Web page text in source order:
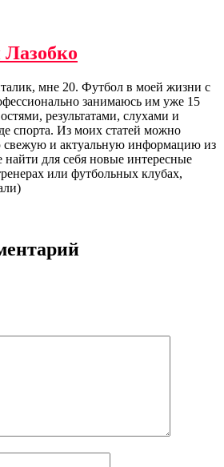
Лазобко
мне 20. Футбол в моей жизни с
занимаюсь им уже 15
результатами, слухами и
спорта. Из моих статей можно
свежую и актуальную информацию из
для себя новые интересные
или футбольных клубах,